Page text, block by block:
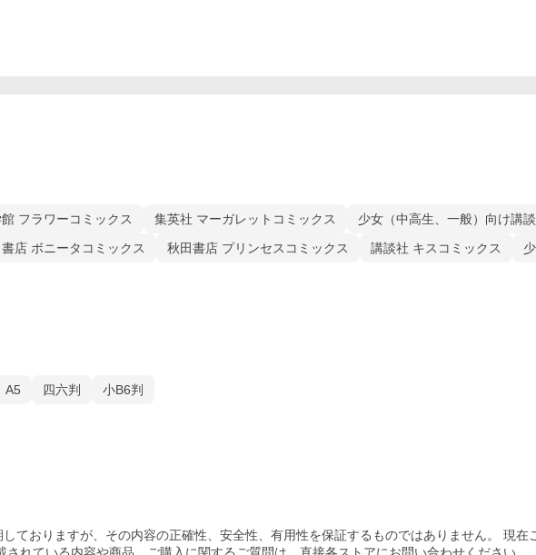
フラワーコミックス 集英社 マーガレットコミックス
少女（中高生、一般）向け講
店 ボニータコミックス 秋田書店 プリンセスコミックス 講談社 キスコミックス
A5 四六判 小B6判
ておりますが、その内容の正確性、安全性、有用性を保証するものではありません。 現在